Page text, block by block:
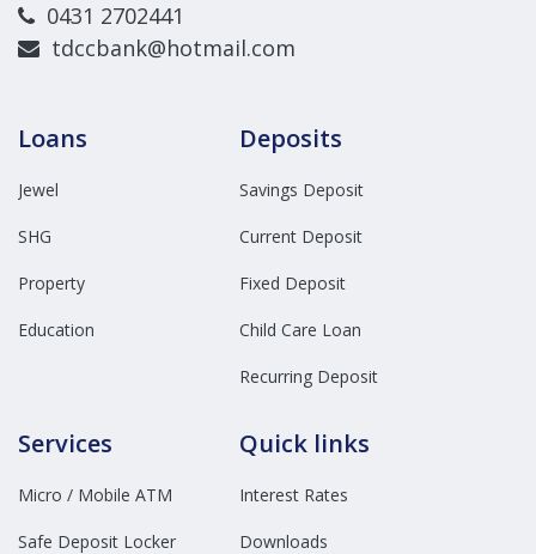
0431 2702441
tdccbank@hotmail.com
Loans
Jewel
SHG
Property
Education
Deposits
Savings Deposit
Current Deposit
Fixed Deposit
Child Care Loan
Recurring Deposit
Services
Micro / Mobile ATM
Safe Deposit Locker
Quick links
Interest Rates
Downloads